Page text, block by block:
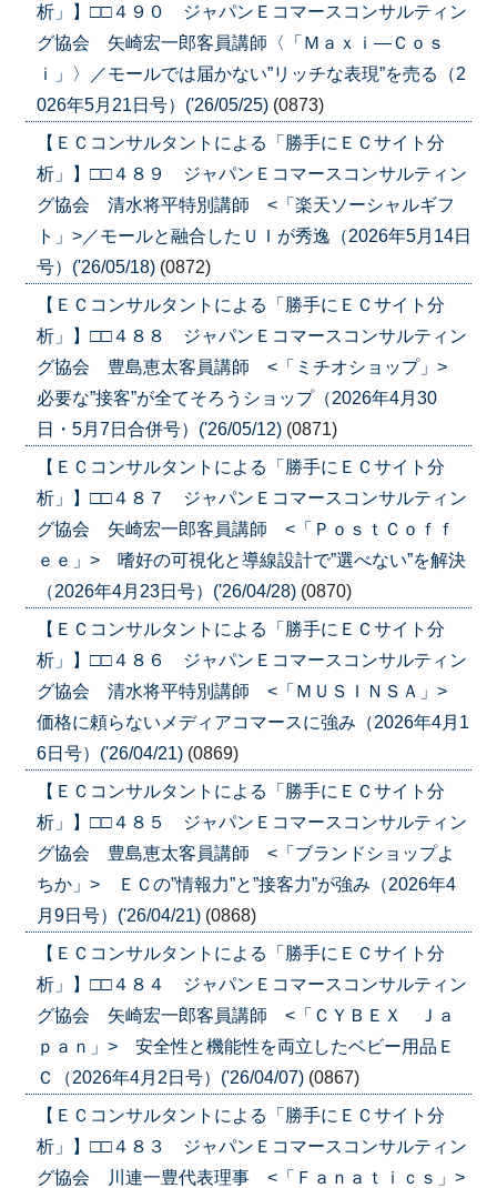
析」】□□４９０ ジャパンＥコマースコンサルティン
グ協会 矢崎宏一郎客員講師〈「Ｍａｘｉ―Ｃｏｓ
ｉ」〉／モールでは届かない”リッチな表現”を売る（2
026年5月21日号）('26/05/25) (0873)
【ＥＣコンサルタントによる「勝手にＥＣサイト分
析」】□□４８９ ジャパンＥコマースコンサルティン
グ協会 清水将平特別講師 <「楽天ソーシャルギフ
ト」>／モールと融合したＵＩが秀逸（2026年5月14日
号）('26/05/18) (0872)
【ＥＣコンサルタントによる「勝手にＥＣサイト分
析」】□□４８８ ジャパンＥコマースコンサルティン
グ協会 豊島恵太客員講師 <「ミチオショップ」>
必要な”接客”が全てそろうショップ（2026年4月30
日・5月7日合併号）('26/05/12) (0871)
【ＥＣコンサルタントによる「勝手にＥＣサイト分
析」】□□４８７ ジャパンＥコマースコンサルティン
グ協会 矢崎宏一郎客員講師 <「ＰｏｓｔＣｏｆｆ
ｅｅ」> 嗜好の可視化と導線設計で”選べない”を解決
（2026年4月23日号）('26/04/28) (0870)
【ＥＣコンサルタントによる「勝手にＥＣサイト分
析」】□□４８６ ジャパンＥコマースコンサルティン
グ協会 清水将平特別講師 <「ＭＵＳＩＮＳＡ」>
価格に頼らないメディアコマースに強み（2026年4月1
6日号）('26/04/21) (0869)
【ＥＣコンサルタントによる「勝手にＥＣサイト分
析」】□□４８５ ジャパンＥコマースコンサルティン
グ協会 豊島恵太客員講師 <「ブランドショップよ
ちか」> ＥＣの”情報力”と”接客力”が強み（2026年4
月9日号）('26/04/21) (0868)
【ＥＣコンサルタントによる「勝手にＥＣサイト分
析」】□□４８４ ジャパンＥコマースコンサルティン
グ協会 矢崎宏一郎客員講師 <「ＣＹＢＥＸ Ｊａ
ｐａｎ」> 安全性と機能性を両立したベビー用品Ｅ
Ｃ（2026年4月2日号）('26/04/07) (0867)
【ＥＣコンサルタントによる「勝手にＥＣサイト分
析」】□□４８３ ジャパンＥコマースコンサルティン
グ協会 川連一豊代表理事 <「Ｆａｎａｔｉｃｓ」>